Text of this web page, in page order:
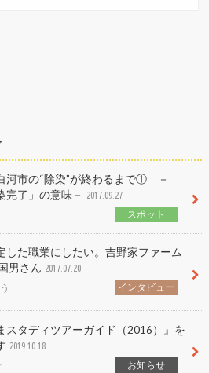
河市の“除染”が終わるまで① －
完了」の意味－
2017.09.27
スポット
した職業にしたい。吉野家ファーム
男さん 2017.07.20
インタビュー
スタディツアーガイド（2016）』を
2019.10.18
お知らせ